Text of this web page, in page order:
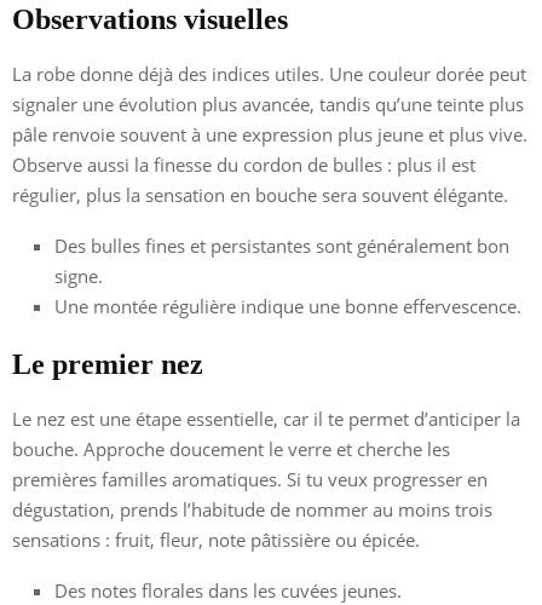
Observations visuelles
La robe donne déjà des indices utiles. Une couleur dorée peut
signaler une évolution plus avancée, tandis qu’une teinte plus
pâle renvoie souvent à une expression plus jeune et plus vive.
Observe aussi la finesse du cordon de bulles : plus il est
régulier, plus la sensation en bouche sera souvent élégante.
Des bulles fines et persistantes sont généralement bon
signe.
Une montée régulière indique une bonne effervescence.
Le premier nez
Le nez est une étape essentielle, car il te permet d’anticiper la
bouche. Approche doucement le verre et cherche les
premières familles aromatiques. Si tu veux progresser en
dégustation, prends l’habitude de nommer au moins trois
sensations : fruit, fleur, note pâtissière ou épicée.
Des notes florales dans les cuvées jeunes.